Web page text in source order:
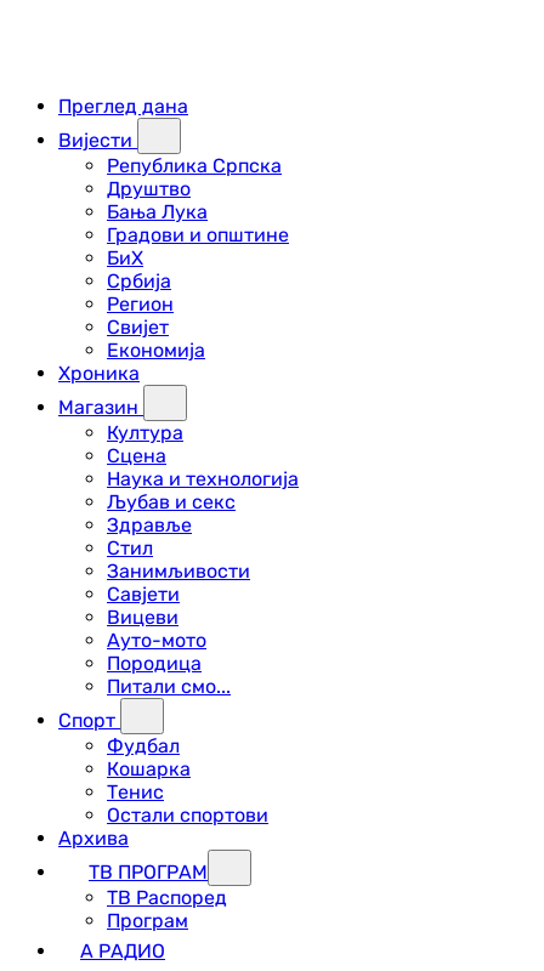
Преглед дана
Вијести
Република Српска
Друштво
Бања Лука
Градови и општине
БиХ
Србија
Регион
Свијет
Економија
Хроника
Магазин
Култура
Сцена
Наука и технологија
Љубав и секс
Здравље
Стил
Занимљивости
Савјети
Вицеви
Ауто-мото
Породица
Питали смо...
Спорт
Фудбал
Кошарка
Тенис
Остали спортови
Архива
ТВ ПРОГРАМ
ТВ Распоред
Програм
А РАДИО